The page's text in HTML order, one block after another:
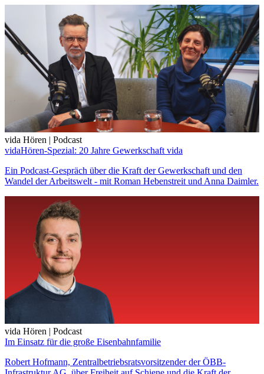
vida Hören | Podcast
vidaHören-Spezial: 20 Jahre Gewerkschaft vida
Ein Podcast-Gespräch über die Kraft der Gewerkschaft und den
Wandel der Arbeitswelt - mit Roman Hebenstreit und Anna Daimler.
vida Hören | Podcast
Im Einsatz für die große Eisenbahnfamilie
Robert Hofmann, Zentralbetriebsratsvorsitzender der ÖBB-